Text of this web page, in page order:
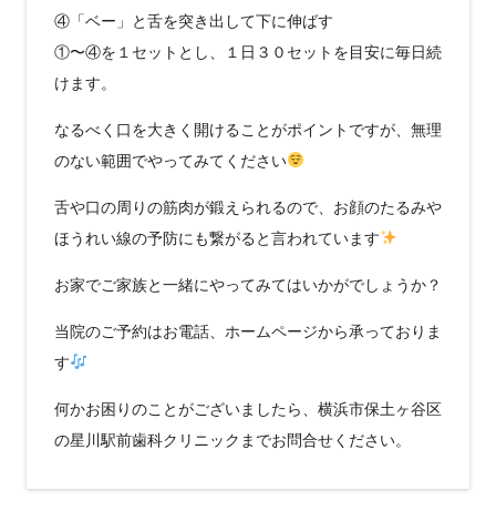
④「ベー」と舌を突き出して下に伸ばす
①〜④を１セットとし、１日３０セットを目安に毎日続
けます。
なるべく口を大きく開けることがポイントですが、無理
のない範囲でやってみてください
舌や口の周りの筋肉が鍛えられるので、お顔のたるみや
ほうれい線の予防にも繋がると言われています
お家でご家族と一緒にやってみてはいかがでしょうか？
当院のご予約はお電話、ホームページから承っておりま
す
何かお困りのことがございましたら、横浜市保土ヶ谷区
の星川駅前歯科クリニックまでお問合せください。